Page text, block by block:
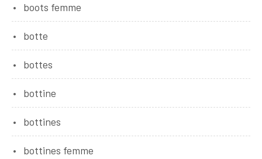
boots femme
botte
bottes
bottine
bottines
bottines femme